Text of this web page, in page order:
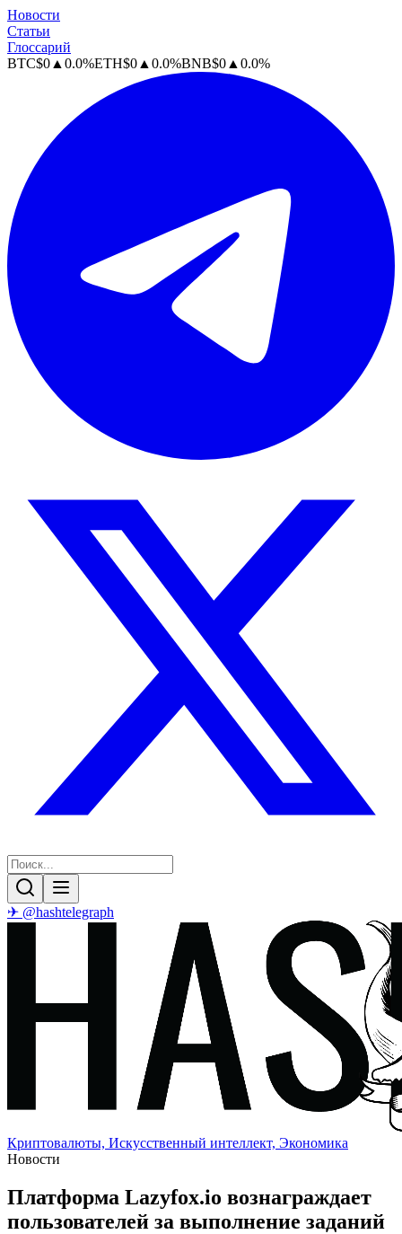
Новости
Статьи
Глоссарий
BTC$0 ▲ 0.0%ETH$0 ▲ 0.0%BNB$0 ▲ 0.0%
✈ @hashtelegraph
Криптовалюты, Искусственный интеллект, Экономика
Новости
Платформа Lazyfox.io вознаграждает
пользователей за выполнение заданий